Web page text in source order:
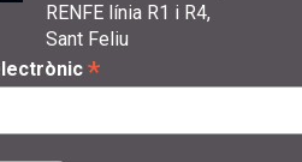
RENFE línia R1 i R4,
Sant Feliu
*